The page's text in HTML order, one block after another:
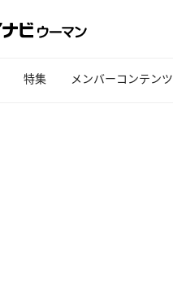
特集 メンバーコンテンツ